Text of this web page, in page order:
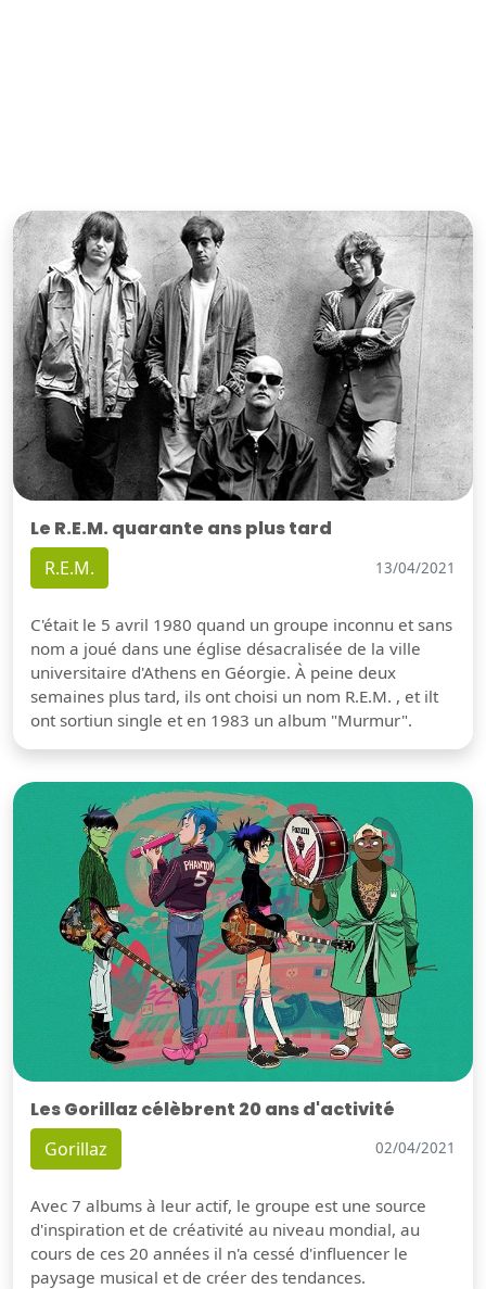
Le R.E.M. quarante ans plus tard
R.E.M. 13/04/2021
C'était le 5 avril 1980 quand un groupe inconnu et sans
nom a joué dans une église désacralisée de la ville
universitaire d'Athens en Géorgie. À peine deux
semaines plus tard, ils ont choisi un nom R.E.M. , et ilt
ont sortiun single et en 1983 un album "Murmur".
Les Gorillaz célèbrent 20 ans d'activité
Gorillaz 02/04/2021
Avec 7 albums à leur actif, le groupe est une source
d'inspiration et de créativité au niveau mondial, au
cours de ces 20 années il n'a cessé d'influencer le
paysage musical et de créer des tendances.